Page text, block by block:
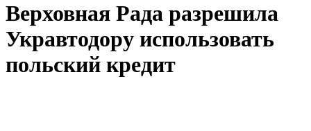
Верховная Рада разрешила
Укравтодору использовать
польский кредит